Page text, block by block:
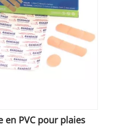
en PVC pour plaies